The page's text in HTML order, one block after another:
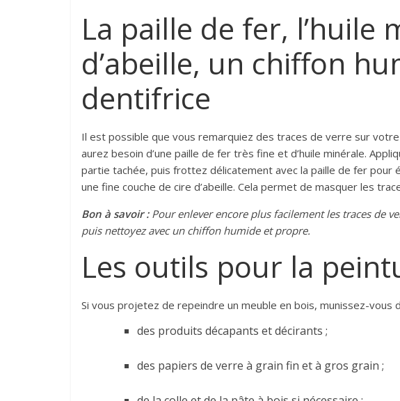
La paille de fer, l’huile
d’abeille, un chiffon
dentifrice
Il est possible que vous remarquiez des traces de verre sur
aurez besoin d’une paille de fer très fine et d’huile minérale.
partie tachée, puis frottez délicatement avec la paille de fer pour
une fine couche de cire d’abeille. Cela permet de masquer les
Bon à savoir : Pour enleverencore plus facilementles traces de
puis nettoyezavec un chiffon humide et propre.
Les outils pour la
Si vous projetez de repeindre un meuble en bois, munissez-vous
des produits décapants et décirants ;
des papiers de verre à grain fin et à gros grain ;